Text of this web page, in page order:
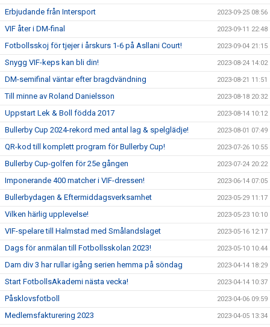
Erbjudande från Intersport 2023-09-25 08:56
VIF åter i DM-final 2023-09-11 22:48
Fotbollsskoj för tjejer i årskurs 1-6 på Asllani Court! 2023-09-04 21:15
Snygg VIF-keps kan bli din! 2023-08-24 14:02
DM-semifinal väntar efter bragdvändning 2023-08-21 11:51
Till minne av Roland Danielsson 2023-08-18 20:32
Uppstart Lek & Boll födda 2017 2023-08-14 10:12
Bullerby Cup 2024-rekord med antal lag & spelglädje! 2023-08-01 07:49
QR-kod till komplett program för Bullerby Cup! 2023-07-26 10:55
Bullerby Cup-golfen för 25e gången 2023-07-24 20:22
Imponerande 400 matcher i VIF-dressen! 2023-06-14 07:05
Bullerbydagen & Eftermiddagsverksamhet 2023-05-29 11:17
Vilken härlig upplevelse! 2023-05-23 10:10
VIF-spelare till Halmstad med Smålandslaget 2023-05-16 12:17
Dags för anmälan till Fotbollsskolan 2023! 2023-05-10 10:44
Dam div 3 har rullar igång serien hemma på söndag 2023-04-14 18:29
Start FotbollsAkademi nästa vecka! 2023-04-14 10:37
Påsklovsfotboll 2023-04-06 09:59
Medlemsfakturering 2023 2023-04-05 13:34